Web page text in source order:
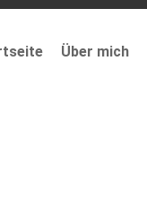
Über mich